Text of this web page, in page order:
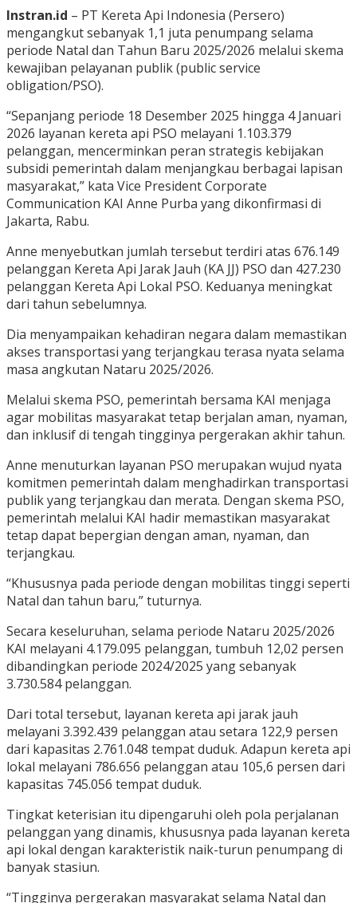
Instran.id – PT Kereta Api Indonesia (Persero)
mengangkut sebanyak 1,1 juta penumpang selama
periode Natal dan Tahun Baru 2025/2026 melalui skema
kewajiban pelayanan publik (public service
obligation/PSO).
“Sepanjang periode 18 Desember 2025 hingga 4 Januari
2026 layanan kereta api PSO melayani 1.103.379
pelanggan, mencerminkan peran strategis kebijakan
subsidi pemerintah dalam menjangkau berbagai lapisan
masyarakat,” kata Vice President Corporate
Communication KAI Anne Purba yang dikonfirmasi di
Jakarta, Rabu.
Anne menyebutkan jumlah tersebut terdiri atas 676.149
pelanggan Kereta Api Jarak Jauh (KA JJ) PSO dan 427.230
pelanggan Kereta Api Lokal PSO. Keduanya meningkat
dari tahun sebelumnya.
Dia menyampaikan kehadiran negara dalam memastikan
akses transportasi yang terjangkau terasa nyata selama
masa angkutan Nataru 2025/2026.
Melalui skema PSO, pemerintah bersama KAI menjaga
agar mobilitas masyarakat tetap berjalan aman, nyaman,
dan inklusif di tengah tingginya pergerakan akhir tahun.
Anne menuturkan layanan PSO merupakan wujud nyata
komitmen pemerintah dalam menghadirkan transportasi
publik yang terjangkau dan merata. Dengan skema PSO,
pemerintah melalui KAI hadir memastikan masyarakat
tetap dapat bepergian dengan aman, nyaman, dan
terjangkau.
“Khususnya pada periode dengan mobilitas tinggi seperti
Natal dan tahun baru,” tuturnya.
Secara keseluruhan, selama periode Nataru 2025/2026
KAI melayani 4.179.095 pelanggan, tumbuh 12,02 persen
dibandingkan periode 2024/2025 yang sebanyak
3.730.584 pelanggan.
Dari total tersebut, layanan kereta api jarak jauh
melayani 3.392.439 pelanggan atau setara 122,9 persen
dari kapasitas 2.761.048 tempat duduk. Adapun kereta api
lokal melayani 786.656 pelanggan atau 105,6 persen dari
kapasitas 745.056 tempat duduk.
Tingkat keterisian itu dipengaruhi oleh pola perjalanan
pelanggan yang dinamis, khususnya pada layanan kereta
api lokal dengan karakteristik naik-turun penumpang di
banyak stasiun.
“Tingginya pergerakan masyarakat selama Natal dan